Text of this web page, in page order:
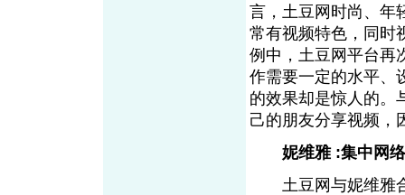
言，土豆网时尚、年
常有视频特色，同时
例中，土豆网平台再
作需要一定的水平、
的效果却是惊人的。
己的朋友分享视频，
妮维雅 :集中网
土豆网与妮维雅合